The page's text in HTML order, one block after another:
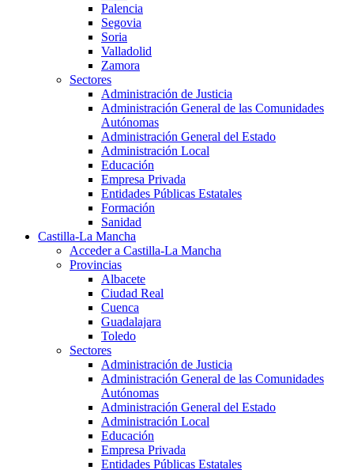
Palencia
Segovia
Soria
Valladolid
Zamora
Sectores
Administración de Justicia
Administración General de las Comunidades
Autónomas
Administración General del Estado
Administración Local
Educación
Empresa Privada
Entidades Públicas Estatales
Formación
Sanidad
Castilla-La Mancha
Acceder a Castilla-La Mancha
Provincias
Albacete
Ciudad Real
Cuenca
Guadalajara
Toledo
Sectores
Administración de Justicia
Administración General de las Comunidades
Autónomas
Administración General del Estado
Administración Local
Educación
Empresa Privada
Entidades Públicas Estatales